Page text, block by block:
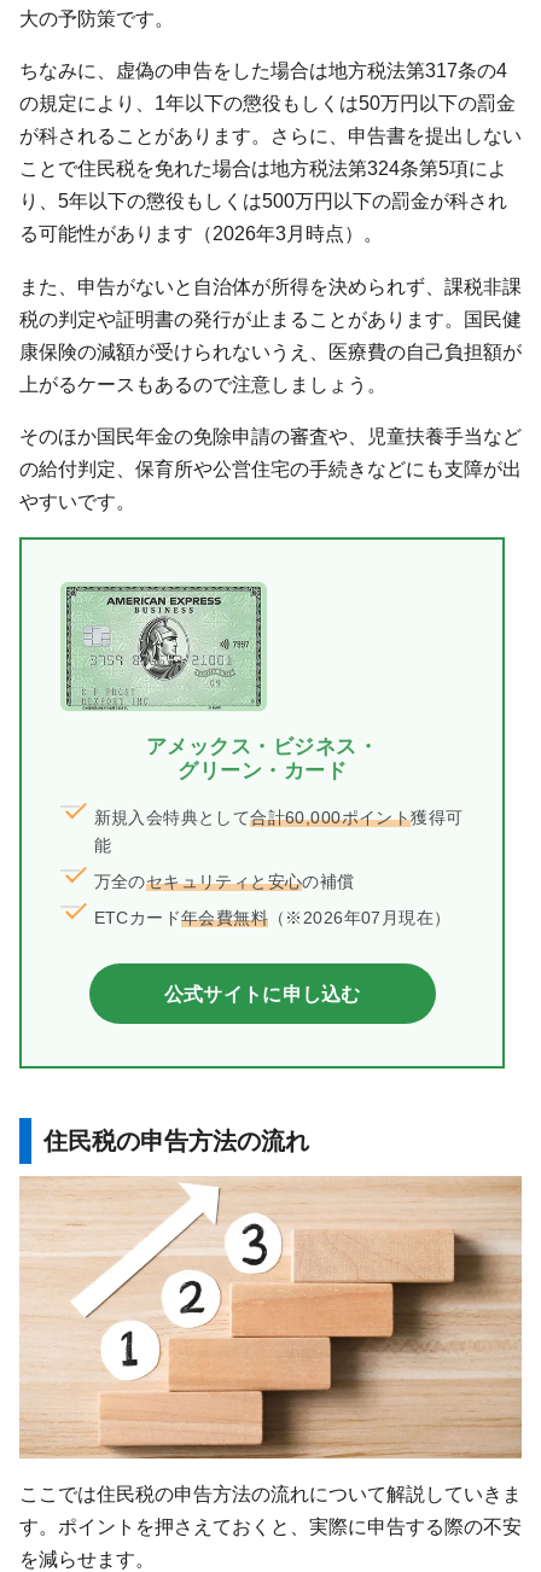
大の予防策です。
ちなみに、虚偽の申告をした場合は地方税法第317条の4
の規定により、1年以下の懲役もしくは50万円以下の罰金
が科されることがあります。さらに、申告書を提出しない
ことで住民税を免れた場合は地方税法第324条第5項によ
り、5年以下の懲役もしくは500万円以下の罰金が科され
る可能性があります（2026年3月時点）。
また、申告がないと自治体が所得を決められず、課税非課
税の判定や証明書の発行が止まることがあります。国民健
康保険の減額が受けられないうえ、医療費の自己負担額が
上がるケースもあるので注意しましょう。
そのほか国民年金の免除申請の審査や、児童扶養手当など
の給付判定、保育所や公営住宅の手続きなどにも支障が出
やすいです。
アメックス・ビジネス・
グリーン・カード
新規入会特典として合計60,000ポイント獲得可
能
万全のセキュリティと安心の補償
ETCカード年会費無料 （※2026年07月現在）
公式サイトに申し込む
住民税の申告方法の流れ
ここでは住民税の申告方法の流れについて解説していきま
す。ポイントを押さえておくと、実際に申告する際の不安
を減らせます。